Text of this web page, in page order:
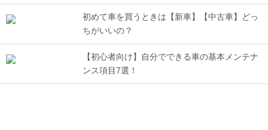
初めて車を買うときは【新車】【中古車】どっ
ちがいいの？
【初心者向け】自分でできる車の基本メンテナ
ンス項目7選！